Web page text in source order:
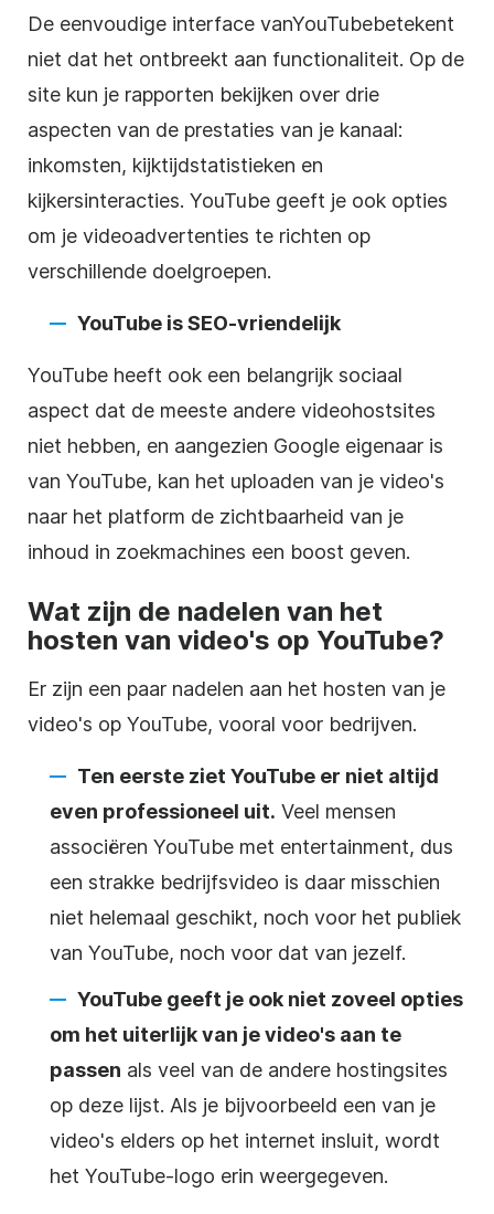
De eenvoudige interface vanYouTubebetekent
niet dat het ontbreekt aan functionaliteit. Op de
site kun je rapporten bekijken over drie
aspecten van de prestaties van je kanaal:
inkomsten, kijktijdstatistieken en
kijkersinteracties. YouTube geeft je ook opties
om je videoadvertenties te richten op
verschillende doelgroepen.
YouTube isSEO-vriendelijk
YouTube heeft ook een belangrijk sociaal
aspect dat de meeste andere videohostsites
niet hebben, en aangezien Google eigenaar is
van YouTube, kan het uploaden van je video's
naar het platform de zichtbaarheid van je
inhoud in zoekmachines een boost geven.
Wat zijn de nadelen van het
hosten van video's op YouTube?
Er zijn een paar nadelen aan het hosten van je
video's op YouTube, vooral voor bedrijven.
Ten eerste ziet YouTube er niet altijd
even professioneel uit. Veel mensen
associëren YouTube met entertainment, dus
een strakke bedrijfsvideo is daar misschien
niet helemaal geschikt, noch voor het publiek
van YouTube, noch voor dat van jezelf.
YouTube geeft je ook niet zoveel opties
om het uiterlijk van je video's aan te
passen als veel van de andere hostingsites
op deze lijst. Als je bijvoorbeeld een van je
video's elders op het internet insluit, wordt
het YouTube-logo erin weergegeven.